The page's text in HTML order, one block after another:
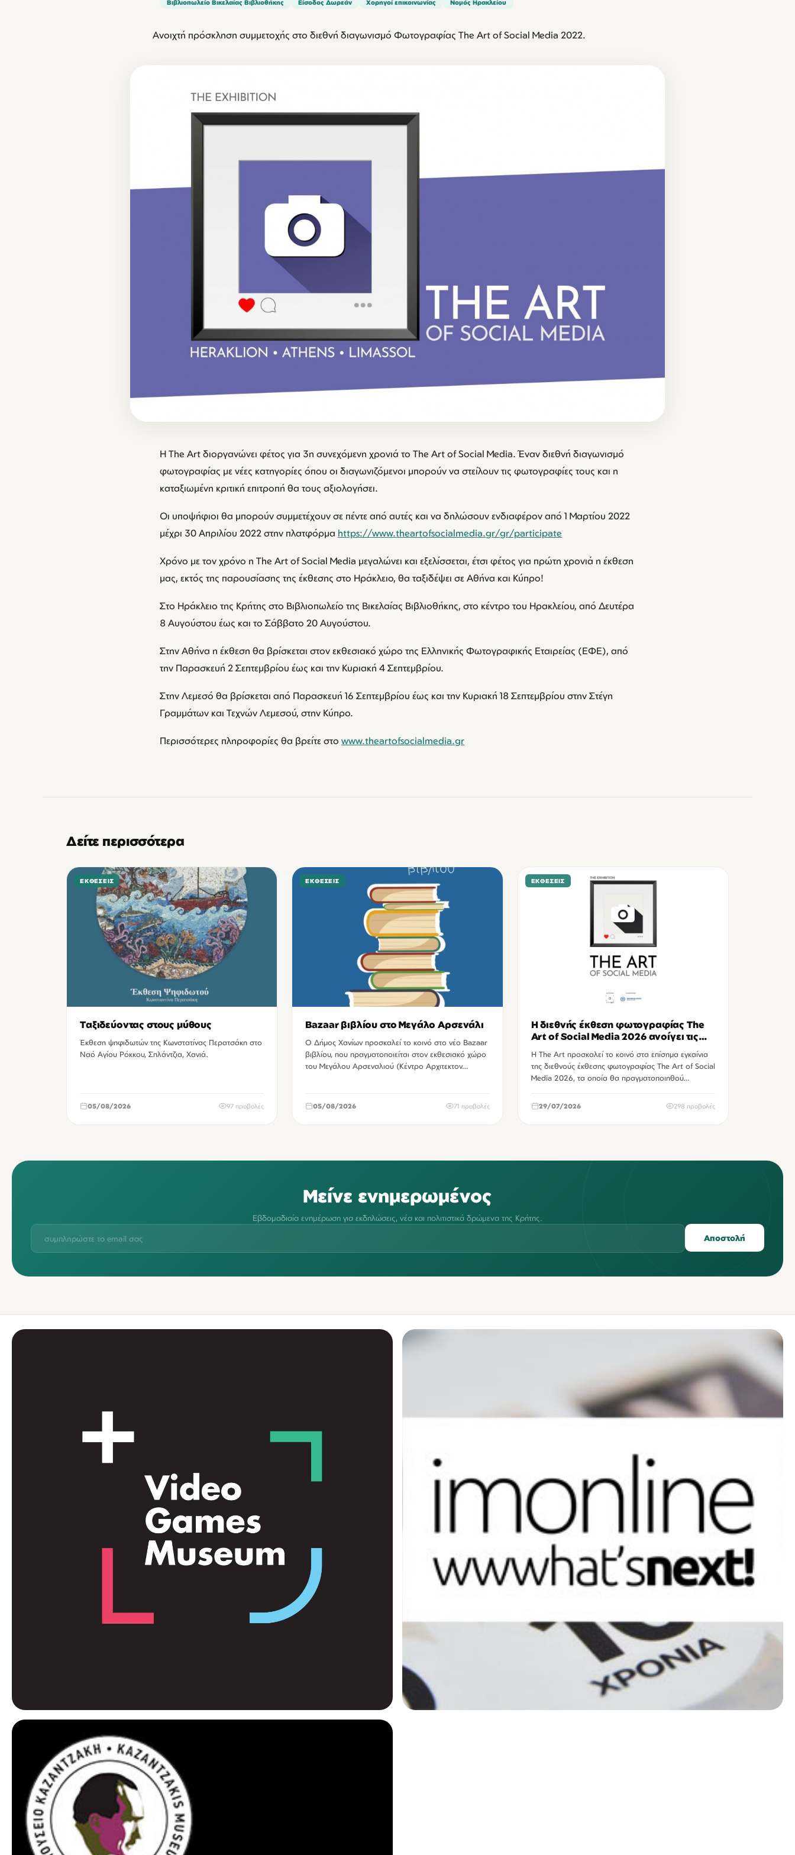
Βιβλιοπωλείο Βικελαίας Βιβλιοθήκης Είσοδος Δωρεάν Χορηγοί επικοινωνίας Νομός Ηρακλείου
Ανοιχτή πρόσκληση συμμετοχής στο διεθνή διαγωνισμό Φωτογραφίας The Art of Social Media 2022.
Η The Art διοργανώνει φέτος για 3η συνεχόμενη χρονιά το The Art of Social Media. Έναν διεθνή διαγωνισμό
φωτογραφίας με νέες κατηγορίες όπου οι διαγωνιζόμενοι μπορούν να στείλουν τις φωτογραφίες τους και η
καταξιωμένη κριτική επιτροπή θα τους αξιολογήσει.
Οι υποψήφιοι θα μπορούν συμμετέχουν σε πέντε από αυτές και να δηλώσουν ενδιαφέρον από 1 Μαρτίου 2022
μέχρι 30 Απριλίου 2022 στην πλατφόρμα https://www.theartofsocialmedia.gr/gr/participate
Χρόνο με τον χρόνο η The Art of Social Media μεγαλώνει και εξελίσσεται, έτσι φέτος για πρώτη χρονιά η έκθεση
μας, εκτός της παρουσίασης της έκθεσης στο Ηράκλειο, θα ταξιδέψει σε Αθήνα και Κύπρο!
Στο Ηράκλειο της Κρήτης στο Βιβλιοπωλείο της Βικελαίας Βιβλιοθήκης, στο κέντρο του Ηρακλείου, από Δευτέρα
8 Αυγούστου έως και το Σάββατο 20 Αυγούστου.
Στην Αθήνα η έκθεση θα βρίσκεται στον εκθεσιακό χώρο της Ελληνικής Φωτογραφικής Εταιρείας (ΕΦΕ), από
την Παρασκευή 2 Σεπτεμβρίου έως και την Κυριακή 4 Σεπτεμβρίου.
Στην Λεμεσό θα βρίσκεται από Παρασκευή 16 Σεπτεμβρίου έως και την Κυριακή 18 Σεπτεμβρίου στην Στέγη
Γραμμάτων και Τεχνών Λεμεσού, στην Κύπρο.
Περισσότερες πληροφορίες θα βρείτε στο www.theartofsocialmedia.gr
Δείτε περισσότερα
ΕΚΘΈΣΕΙΣ
Ταξιδεύοντας στους μύθους
Έκθεση ψηφιδωτών της Κωνστατίνας Περατσάκη στο
Ναό Αγίου Ρόκκου, Σπλάντζια, Χανιά.
05/08/2026 97 προβολές
ΕΚΘΈΣΕΙΣ
Bazaar βιβλίου στο Μεγάλο Αρσενάλι
Ο Δήμος Χανίων προσκαλεί το κοινό στο νέο Bazaar
βιβλίου, που πραγματοποιείται στον εκθεσιακό χώρο
του Μεγάλου Αρσεναλιού (Κέντρο Αρχιτεκτον…
05/08/2026 71 προβολές
ΕΚΘΈΣΕΙΣ
Η διεθνής έκθεση φωτογραφίας The
Art of Social Media 2026 ανοίγει τις
πύλες της στο Ηράκλειο
Η The Art προσκαλεί το κοινό στα επίσημα εγκαίνια
της διεθνούς έκθεσης φωτογραφίας The Art of Social
Media 2026, τα οποία θα πραγματοποιηθού…
29/07/2026 298 προβολές
Μείνε ενημερωμένος
Εβδομαδιαία ενημέρωση για εκδηλώσεις, νέα και πολιτιστικά δρώμενα της Κρήτης.
Αποστολή